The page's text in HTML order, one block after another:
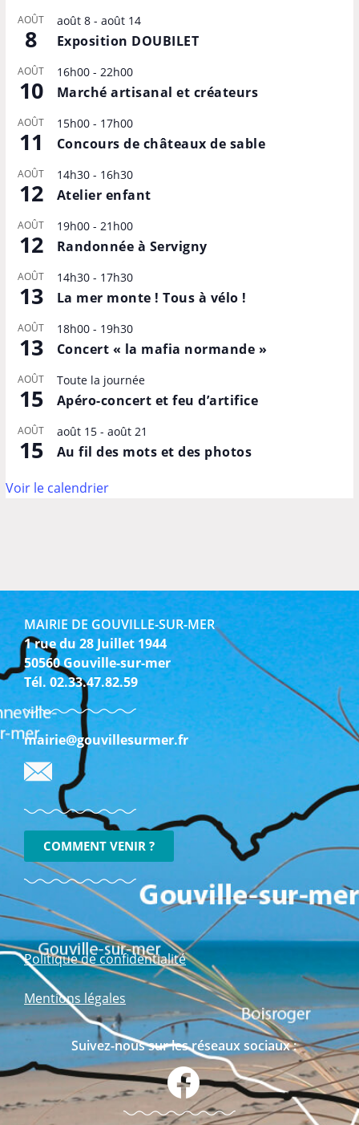
AOÛT
8
août 8- août 14
Exposition DOUBILET
AOÛT
10
16h00- 22h00
Marché artisanal et créateurs
AOÛT
11
15h00- 17h00
Concours de châteaux de sable
AOÛT
12
14h30- 16h30
Atelier enfant
AOÛT
12
19h00- 21h00
Randonnée à Servigny
AOÛT
13
14h30- 17h30
La mer monte ! Tous à vélo !
AOÛT
13
18h00- 19h30
Concert « la mafia normande »
AOÛT
15
Toute la journée
Apéro-concert et feu d’artifice
AOÛT
15
août 15- août 21
Au fil des mots et des photos
Voir le calendrier
MAIRIE DE GOUVILLE-SUR-MER
1 rue du 28 Juillet 1944
50560 Gouville-sur-mer
Tél. 02.33.47.82.59
mairie@gouvillesurmer.fr
COMMENT VENIR ?
Politique de confidentialité
Mentions légales
Suivez-nous sur les réseaux sociaux :